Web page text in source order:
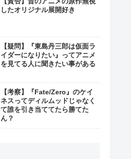
したオリジナル展開好き
【疑問】『東島丹三郎は仮面ラ
イダーになりたい』ってアニメ
を見てる人に聞きたい事がある
【考察】『Fate/Zero』のケイ
ネスってディルムッドじゃなく
て誰を引き当ててたら勝てた
ん？